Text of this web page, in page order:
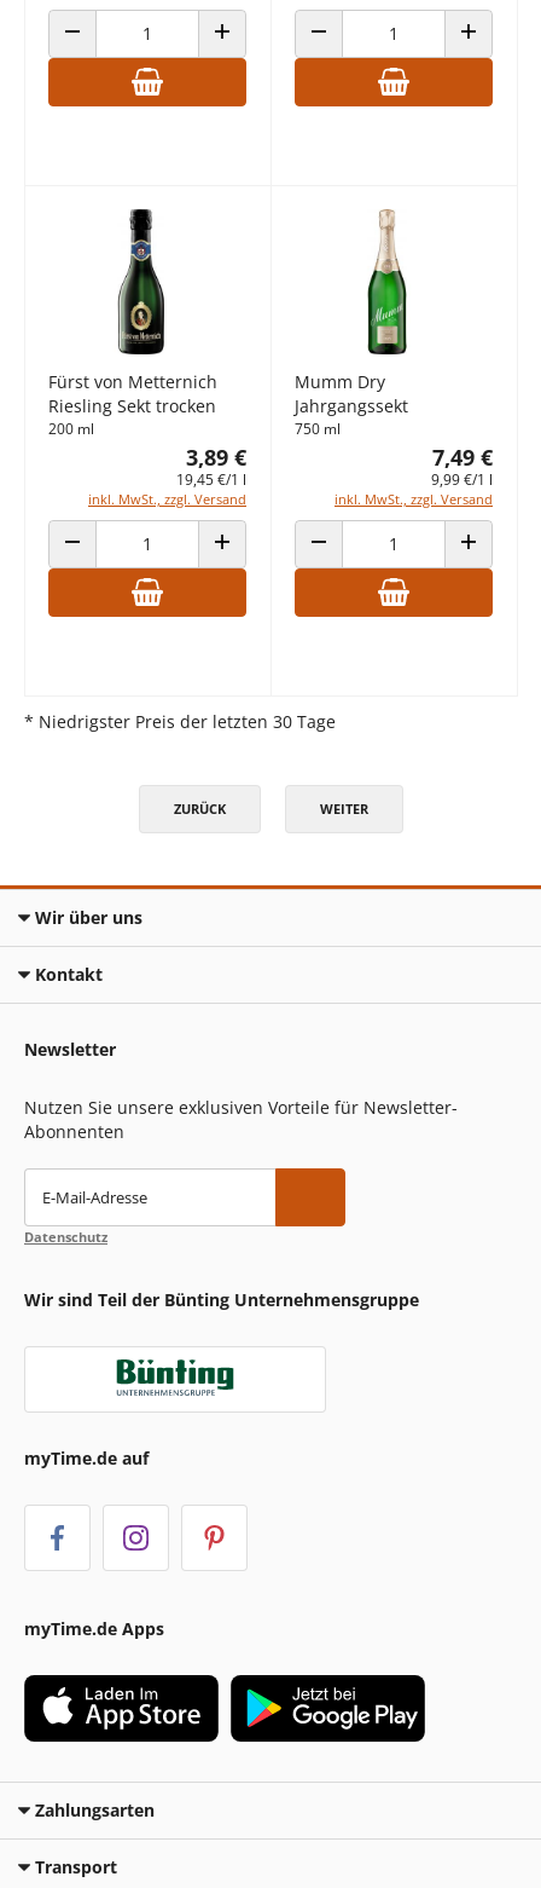
ANZAHL VERRINGERN ANZAHL ERHÖHENANZAHL VERRINGERN ANZAHL
Fürst von Metternich
Riesling Sekt trocken
200 ml
3,89 €
19,45 €/1 l
inkl. MwSt., zzgl. Versand
ANZAHL VERRINGERN ANZAHL ERHÖHEN
Mumm Dry
Jahrgangssekt
750 ml
7,49 €
9,99 €/1 l
inkl. MwSt., zzgl. Versand
ANZAHL VERRINGERN ANZAHL
* Niedrigster Preis der letzten 30 Tage
ZURÜCK WEITER
Wir über uns
Kontakt
Newsletter
Nutzen Sie unsere exklusiven Vorteile für Newsletter-
Abonnenten
E-Mail-Adresse
Datenschutz
Wir sind Teil der Bünting Unternehmensgruppe
myTime.de auf
myTime.de Apps
Zahlungsarten
Transport